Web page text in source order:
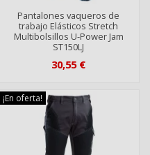
Pantalones vaqueros de
trabajo Elásticos Stretch
Multibolsillos U-Power Jam
ST150LJ
30,55 €
¡En oferta!